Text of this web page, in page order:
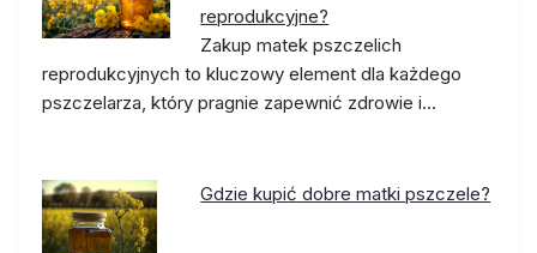
reprodukcyjne?
Zakup matek pszczelich
reprodukcyjnych to kluczowy element dla każdego
pszczelarza, który pragnie zapewnić zdrowie i…
Gdzie kupić dobre matki pszczele?